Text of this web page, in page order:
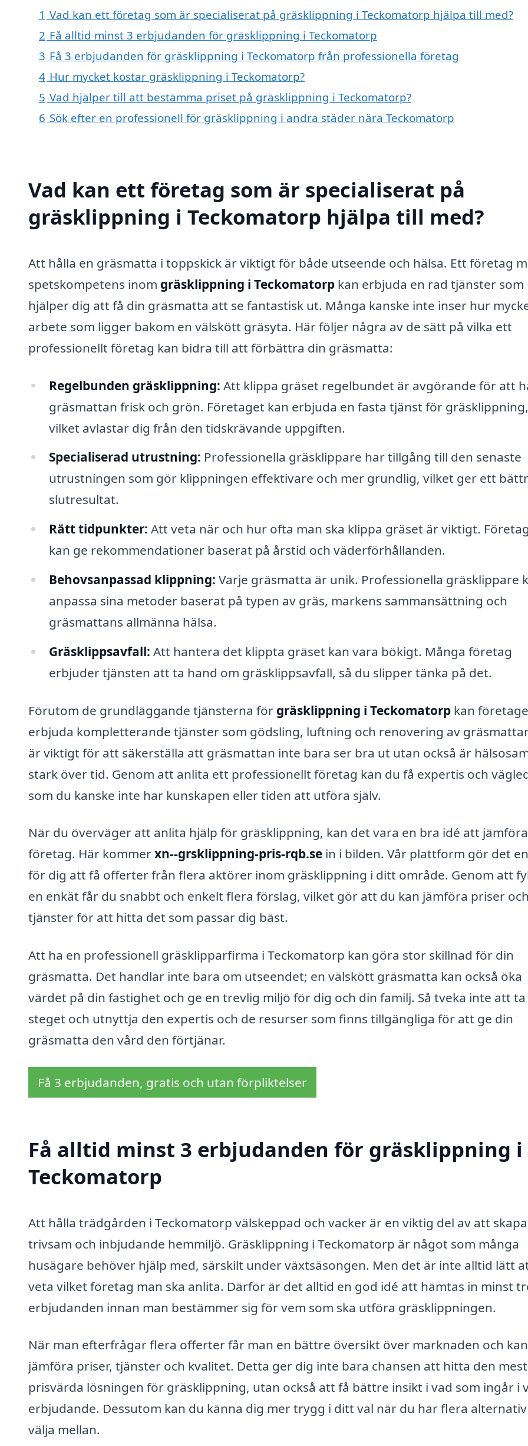
1 Vad kan ett företag som är specialiserat på gräsklippning i Teckomatorp hjälpa till med?
2 Få alltid minst 3 erbjudanden för gräsklippning i Teckomatorp
3 Få 3 erbjudanden för gräsklippning i Teckomatorp från professionella företag
4 Hur mycket kostar gräsklippning i Teckomatorp?
5 Vad hjälper till att bestämma priset på gräsklippning i Teckomatorp?
6 Sök efter en professionell för gräsklippning i andra städer nära Teckomatorp
Vad kan ett företag som är specialiserat på
gräsklippning i Teckomatorp hjälpa till med?
Att hålla en gräsmatta i toppskick är viktigt för både utseende och hälsa. Ett företag
spetskompetens inom gräsklippning i Teckomatorp kan erbjuda en rad tjänster som
hjälper dig att få din gräsmatta att se fantastisk ut. Många kanske inte inser hur
arbete som ligger bakom en välskött gräsyta. Här följer några av de sätt på vilka ett
professionellt företag kan bidra till att förbättra din gräsmatta:
Regelbunden gräsklippning: Att klippa gräset regelbundet är avgörande för att
gräsmattan frisk och grön. Företaget kan erbjuda en fasta tjänst för gräsklippning,
vilket avlastar dig från den tidskrävande uppgiften.
Specialiserad utrustning: Professionella gräsklippare har tillgång till den senaste
utrustningen som gör klippningen effektivare och mer grundlig, vilket ger ett
slutresultat.
Rätt tidpunkter: Att veta när och hur ofta man ska klippa gräset är viktigt.
kan ge rekommendationer baserat på årstid och väderförhållanden.
Behovsanpassad klippning: Varje gräsmatta är unik. Professionella gräsklippare
anpassa sina metoder baserat på typen av gräs, markens sammansättning och
gräsmattans allmänna hälsa.
Gräsklippsavfall: Att hantera det klippta gräset kan vara bökigt. Många företag
erbjuder tjänsten att ta hand om gräsklippsavfall, så du slipper tänka på det.
Förutom de grundläggande tjänsterna för gräsklippning i Teckomatorp kan
erbjuda kompletterande tjänster som gödsling, luftning och renovering av
är viktigt för att säkerställa att gräsmattan inte bara ser bra ut utan också är
stark över tid. Genom att anlita ett professionellt företag kan du få expertis och
som du kanske inte har kunskapen eller tiden att utföra själv.
När du överväger att anlita hjälp för gräsklippning, kan det vara en bra idé att
företag. Här kommerxn--grsklippning-pris-rqb.se in i bilden. Vår plattform gör det
för dig att få offerter från flera aktörer inom gräsklippning i ditt område. Genom att
en enkät får du snabbt och enkelt flera förslag, vilket gör att du kan jämföra priser och
tjänster för att hitta det som passar dig bäst.
Att ha en professionell gräsklipparfirma i Teckomatorp kan göra stor skillnad för din
gräsmatta. Det handlar inte bara om utseendet; en välskött gräsmatta kan också öka
värdet på din fastighet och ge en trevlig miljö för dig och din familj. Så tveka inte att ta
steget och utnyttja den expertis och de resurser som finns tillgängliga för att ge din
gräsmatta den vård den förtjänar.
Få 3 erbjudanden, gratis och utan förpliktelser
Få alltid minst 3 erbjudanden för gräsklippning i
Teckomatorp
Att hålla trädgården i Teckomatorp välskeppad och vacker är en viktig del av att
trivsam och inbjudande hemmiljö. Gräsklippning i Teckomatorp är något som många
husägare behöver hjälp med, särskilt under växtsäsongen. Men det är inte alltid lätt
veta vilket företag man ska anlita. Därför är det alltid en god idé att hämtas in minst
erbjudanden innan man bestämmer sig för vem som ska utföra gräsklippningen.
När man efterfrågar flera offerter får man en bättre översikt över marknaden och kan
jämföra priser, tjänster och kvalitet. Detta ger dig inte bara chansen att hitta den mest
prisvärda lösningen för gräsklippning, utan också att få bättre insikt i vad som ingår i
erbjudande. Dessutom kan du känna dig mer trygg i ditt val när du har flera
välja mellan.